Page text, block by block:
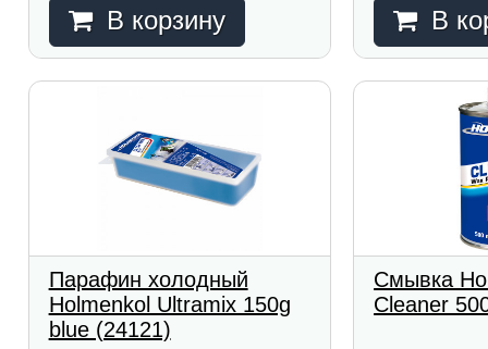
В корзину В
Парафин холодный
Holmenkol Ultramix 150g
blue (24121)
Смывка
Cleaner